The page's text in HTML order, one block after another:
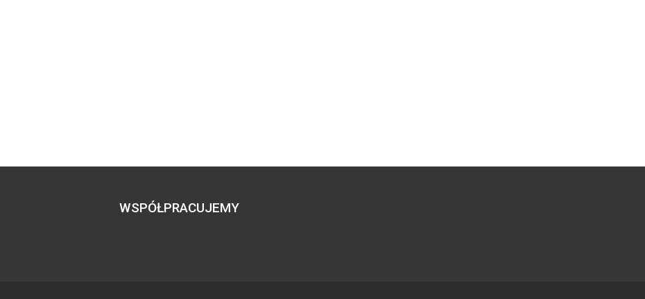
WSPÓŁPRACUJEMY